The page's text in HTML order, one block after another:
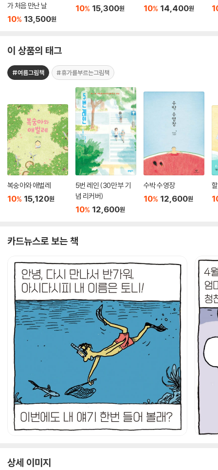
가 처음 만난 날
10% 13,500원
10% 15,300원 10% 14,400원
이 상품의 태그
#여름그림책 #휴가를부르는그림책
복숭아와 애벌레
10% 15,120원
5번 레인 (30만 부 기
념 리커버)
10% 12,600원
수박 수영장
10% 12,600원
카드뉴스로 보는 책
상세 이미지